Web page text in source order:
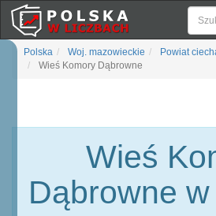
Polska Woj. mazowieckie Powiat
Wieś Komory Dąbrowne
Wieś
Dąbrowne